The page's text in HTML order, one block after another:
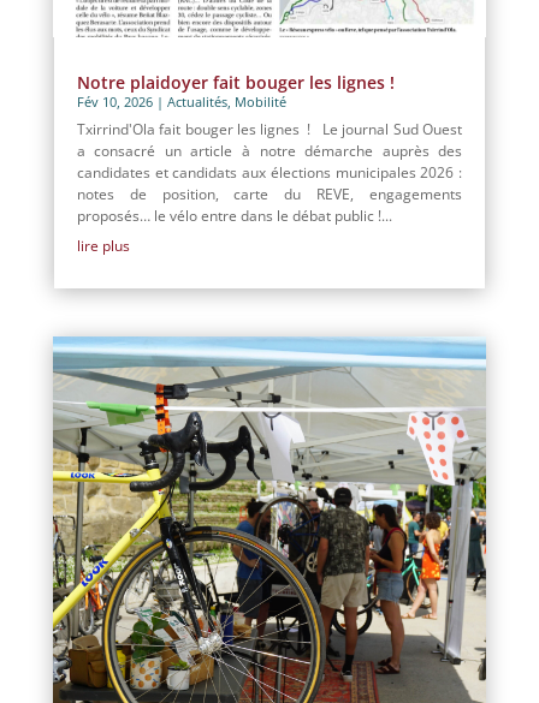
Notre plaidoyer fait bouger les lignes !
Fév 10, 2026| Actualités, Mobilité
Txirrind'Ola fait bouger les lignes ! Le journal Sud Ouest
a consacré un article à notre démarche auprès des
candidates et candidats aux élections municipales 2026 :
notes de position, carte du REVE, engagements
proposés… le vélo entre dans le débat public !...
lire plus